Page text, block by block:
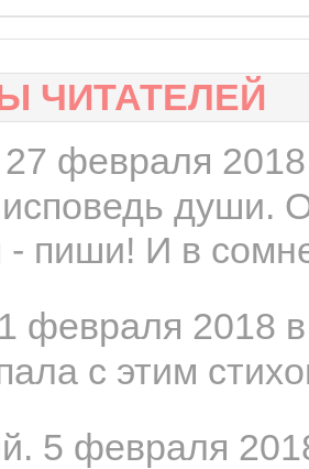
ЧИТАТЕЛЕЙ
27 февраля
души.
- пиши! И в
февраля 2018
с этим
5 февраля